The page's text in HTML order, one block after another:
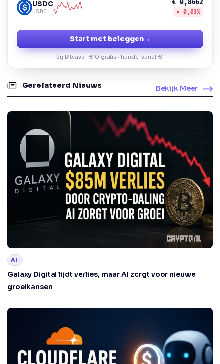
USDC
USDC
€ 0,8662
▼ 0,03%
Start met beleggen→
Bij Bitvavo · €10 gratis · handel vanaf €1
Gerelateerd Nieuws Bekijk Meer
AI
Galaxy Digital lijdt verlies, maar AI zorgt voor nieuwe
groeikansen